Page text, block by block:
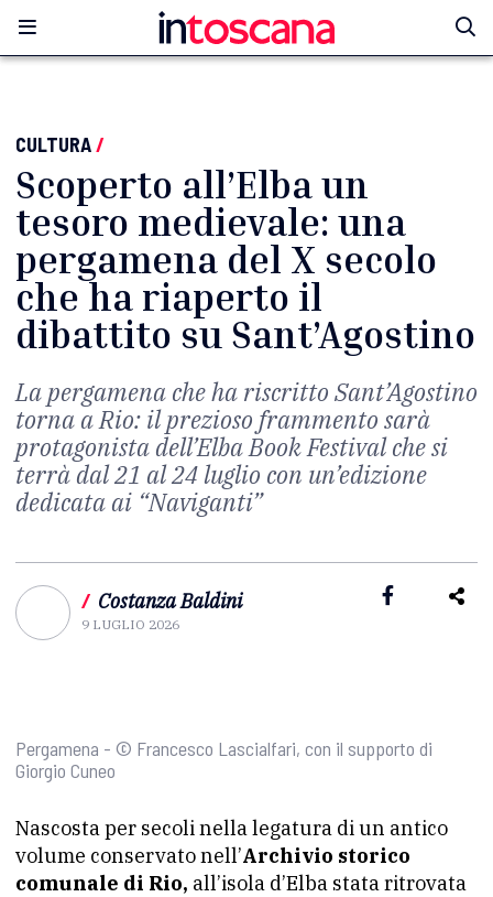
CULTURA/
Scoperto all’Elba un
tesoro medievale: una
pergamena del X secolo
che ha riaperto il
dibattito su Sant’Agostino
La pergamena che ha riscritto Sant’Agostino
torna a Rio: il prezioso frammento sarà
protagonista dell’Elba Book Festival che si
terrà dal 21 al 24 luglio con un’edizione
dedicata ai “Naviganti”
/ Costanza Baldini
9 LUGLIO 2026
Pergamena - © Francesco Lascialfari, con il supporto di
Giorgio Cuneo
Nascosta per secoli nella legatura di un antico
volume conservato nell’Archivio storico
comunale di Rio, all’isola d’Elba stata ritrovata